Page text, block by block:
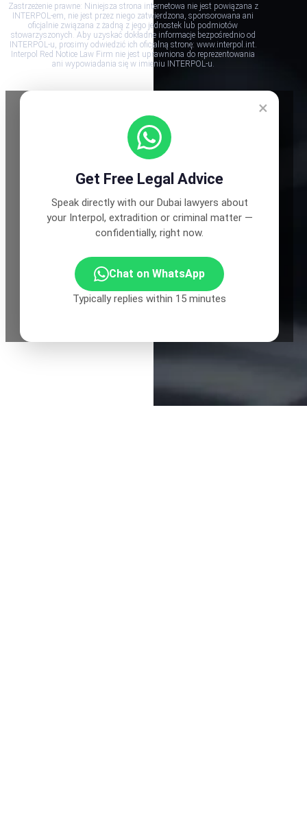
Zastrzeżenie prawne: Niniejsza strona internetowa nie jest powiązana z
INTERPOL-em, nie jest przez niego zatwierdzona, sponsorowana ani
oficjalnie związana z żadną z jego jednostek lub podmiotów
stowarzyszonych. Aby uzyskać dokładne informacje bezpośrednio od
INTERPOL-u, prosimy odwiedzić ich oficjalną stronę: www.interpol.int.
Interpol Red Notice Law Firm nie jest uprawniona do reprezentowania
ani wypowiadania się w imieniu INTERPOL-u.
×
Get Free Legal Advice
Speak directly with our Dubai lawyers about
your Interpol, extradition or criminal matter —
confidentially, right now.
Chat on WhatsApp
Typically replies within 15 minutes